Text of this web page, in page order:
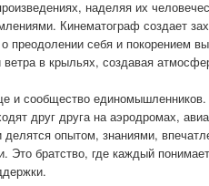
наделяя их
Кинематограф создает
преодолении себя и покорением
в крыльях, создавая
и сообщество
друг друга на аэродромах,
опытом, знаниями,
братство, где каждый